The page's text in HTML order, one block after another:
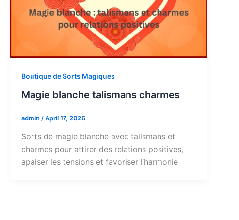
Boutique de Sorts Magiques
Magie blanche talismans charmes
admin /April 17, 2026
Sorts de magie blanche avec talismans et
charmes pour attirer des relations positives,
apaiser les tensions et favoriser l’harmonie